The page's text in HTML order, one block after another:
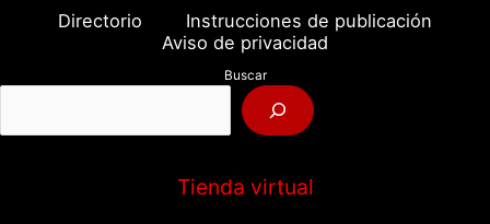
o
:
Directorio
Instrucciones de publicación
Aviso de privacidad
Buscar
Tienda virtual